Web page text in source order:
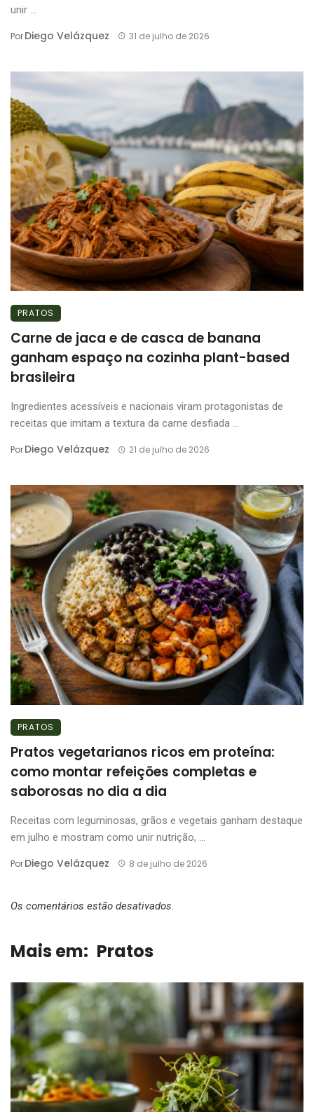
unir ...
PorDiego Velázquez 31 de julho de 2026
PRATOS
Carne de jaca e de casca de banana
ganham espaço na cozinha plant-based
brasileira
Ingredientes acessíveis e nacionais viram protagonistas de
receitas que imitam a textura da carne desfiada ...
PorDiego Velázquez 21 de julho de 2026
PRATOS
Pratos vegetarianos ricos em proteína:
como montar refeições completas e
saborosas no dia a dia
Receitas com leguminosas, grãos e vegetais ganham destaque
em julho e mostram como unir nutrição, ...
PorDiego Velázquez 8 de julho de 2026
Os comentários estão desativados.
Mais em: Pratos